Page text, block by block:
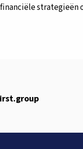
strategieën